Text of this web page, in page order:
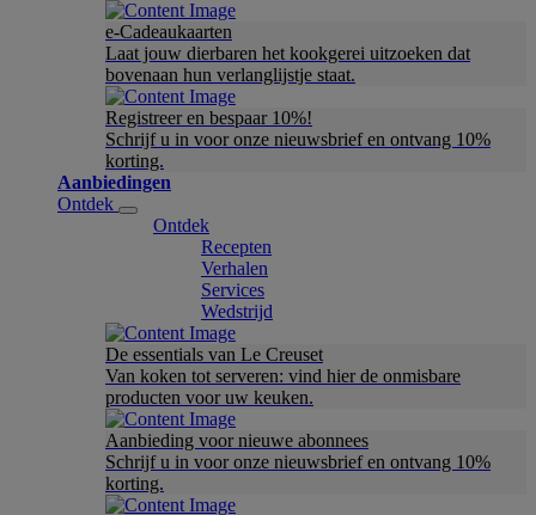
e-Cadeaukaarten
Laat jouw dierbaren het kookgerei uitzoeken dat
bovenaan hun verlanglijstje staat.
Registreer en bespaar 10%!
Schrijf u in voor onze nieuwsbrief en ontvang 10%
korting.
Aanbiedingen
Ontdek
Ontdek
Recepten
Verhalen
Services
Wedstrijd
De essentials van Le Creuset
Van koken tot serveren: vind hier de onmisbare
producten voor uw keuken.
Aanbieding voor nieuwe abonnees
Schrijf u in voor onze nieuwsbrief en ontvang 10%
korting.